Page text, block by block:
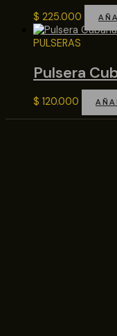
$ 225.000
PULSERAS
Pulsera
$ 120.000